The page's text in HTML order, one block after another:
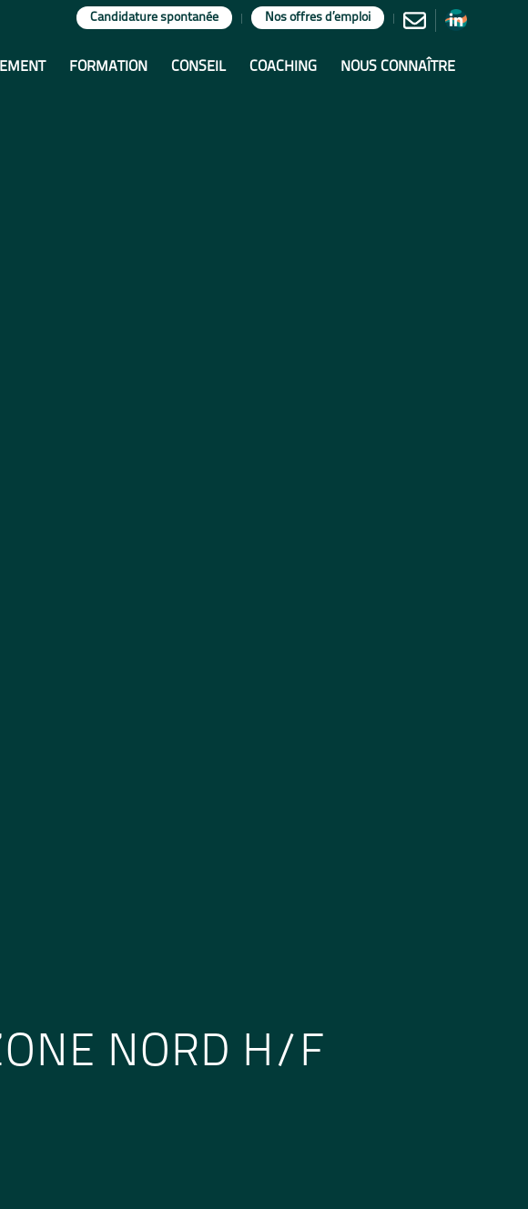
Candidature spontanée Nos offres d’emploi
FORMATION CONSEIL COACHING NOUS CONNAÎTRE
NORD H/F